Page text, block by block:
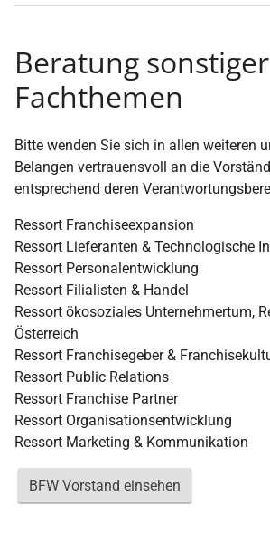
Beratung sonstiger
Fachthemen
Bitte wenden Sie sich in allen weiteren
Belangen vertrauensvoll an die
entsprechend deren
Ressort Franchiseexpansion
Ressort Lieferanten & Technologische
Ressort Personalentwicklung
Ressort Filialisten & Handel
Ressort ökosoziales Unternehmertum,
Österreich
Ressort Franchisegeber &
Ressort Public Relations
Ressort Franchise Partner
Ressort Organisationsentwicklung
Ressort Marketing & Kommunikation
BFW Vorstand einsehen